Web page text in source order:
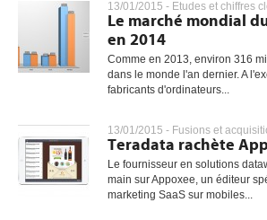
13/01/2015 - Etudes et chiffres
Le marché mondial
en 2014
Comme en 2013, environ 316
dans le monde l'an dernier. A
fabricants d'ordinateurs...
13/01/2015 - Fusions et
Teradata rachète
Le fournisseur en solutions
main sur Appoxee, un éditeur
marketing SaaS sur mobiles...